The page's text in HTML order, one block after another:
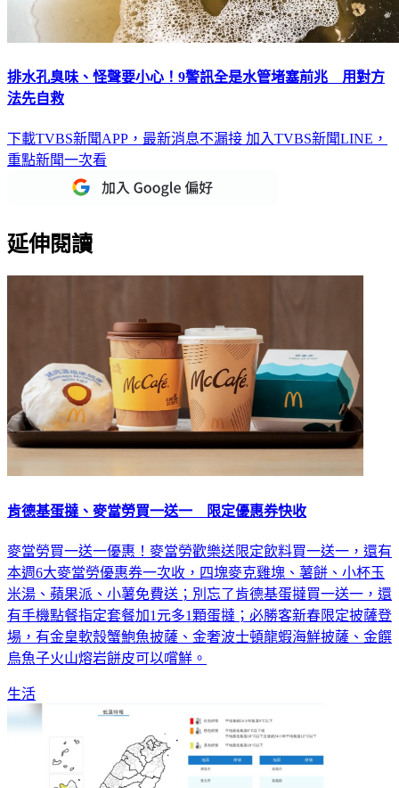
排水孔臭味、怪聲要小心！9警訊全是水管堵塞前兆 用對方
法先自救
下載TVBS新聞APP，最新消息不漏接 加入TVBS新聞LINE，
重點新聞一次看
延伸閱讀
​​​​​​​肯德基蛋撻、麥當勞買一送一 限定優惠券快收
麥當勞買一送一優惠！麥當勞歡樂送限定飲料買一送一，還有
本週6大麥當勞優惠券一次收，四塊麥克雞塊、薯餅、小杯玉
米湯、蘋果派、小薯免費送；別忘了肯德基蛋撻買一送一，還
有手機點餐指定套餐加1元多1顆蛋撻；必勝客新春限定披薩登
場，有金皇軟殼蟹鮑魚披薩、金奢波士頓龍蝦海鮮披薩、金饌
烏魚子火山熔岩餅皮可以嚐鮮。
生活